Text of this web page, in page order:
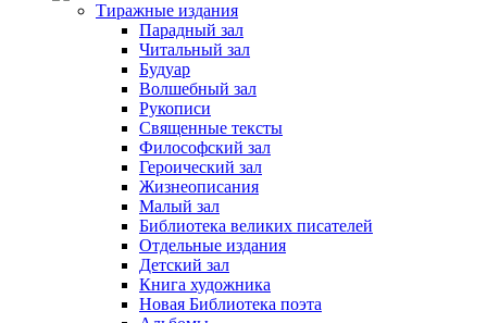
Тиражные издания
Парадный зал
Читальный зал
Будуар
Волшебный зал
Рукописи
Священные тексты
Философский зал
Героический зал
Жизнеописания
Малый зал
Библиотека великих писателей
Отдельные издания
Детский зал
Книга художника
Новая Библиотека поэта